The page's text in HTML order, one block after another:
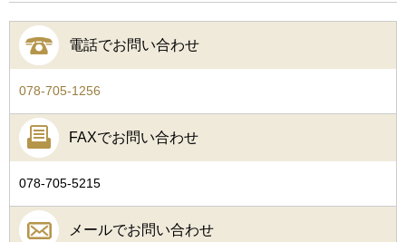
電話でお問い合わせ
078-705-1256
FAXでお問い合わせ
078-705-5215
メールでお問い合わせ